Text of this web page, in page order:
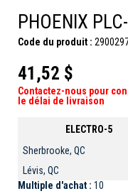
PHOENIX
Code du produit :
41,52 $
Contactez-nous pour
le délai de livraison
ELECTRO-5
Sherbrooke, QC
Lévis, QC
Multiple d'achat : 10